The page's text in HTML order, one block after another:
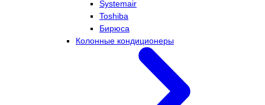
Systemair
Toshiba
Бирюса
Колонные кондиционеры